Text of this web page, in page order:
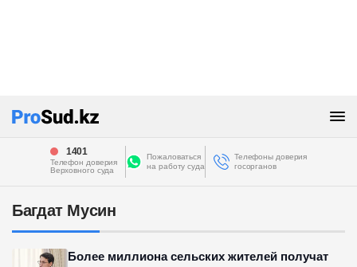
1401
Телефон доверия
Верховного суда
Пожаловаться
на работу суда
Телефоны доверия
госорганов
Багдат Мусин
Более миллиона сельских жителей получат